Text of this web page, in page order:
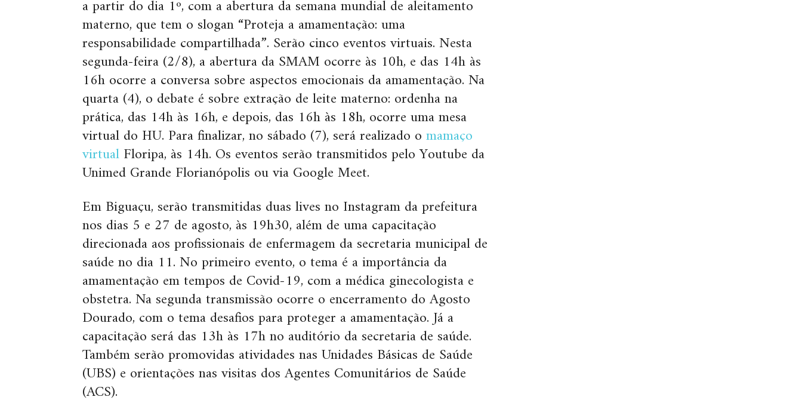
a partir do dia 1º, com a abertura da semana mundial de aleitamento
materno, que tem o slogan “Proteja a amamentação: uma
responsabilidade compartilhada”. Serão cinco eventos virtuais. Nesta
segunda-feira (2/8), a abertura da SMAM ocorre às 10h, e das 14h às
16h ocorre a conversa sobre aspectos emocionais da amamentação. Na
quarta (4), o debate é sobre extração de leite materno: ordenha na
prática, das 14h às 16h, e depois, das 16h às 18h, ocorre uma mesa
virtual do HU. Para finalizar, no sábado (7), será realizado omamaço
virtualFloripa, às 14h. Os eventos serão transmitidos pelo Youtube da
Unimed Grande Florianópolis ou via Google Meet.
Em Biguaçu, serão transmitidas duas lives no Instagram da prefeitura
nos dias 5 e 27 de agosto, às 19h30, além de uma capacitação
direcionada aos profissionais de enfermagem da secretaria municipal de
saúde no dia 11. No primeiro evento, o tema é a importância da
amamentação em tempos de Covid-19, com a médica ginecologista e
obstetra. Na segunda transmissão ocorre o encerramento do Agosto
Dourado, com o tema desafios para proteger a amamentação. Já a
capacitação será das 13h às 17h no auditório da secretaria de saúde.
Também serão promovidas atividades nas Unidades Básicas de Saúde
(UBS) e orientações nas visitas dos Agentes Comunitários de Saúde
(ACS).